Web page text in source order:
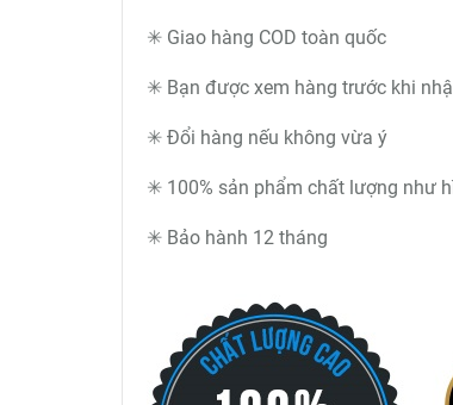
✳ Giao hàng COD toàn quốc
✳ Bạn được xem hàng trước khi
✳ Đổi hàng nếu không vừa ý
✳ 100% sản phẩm chất lượng như
✳ Bảo hành 12 tháng